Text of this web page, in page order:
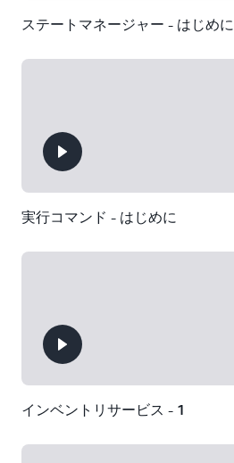
ステートマネージャー - はじめに
実行コマンド - はじめに
インベントリサービス - 1